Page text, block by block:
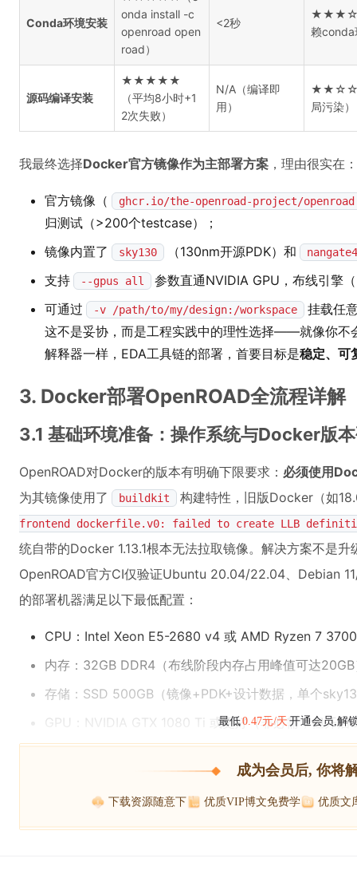
Conda环境安装
onda install -c
openroad open
road）
<2秒
赖conda
源码编译安装
★★★★★
（平均8小时+1
2次失败）
N/A（编译即
用）
局污染）
我最终选择Docker官方镜像作为主部署方案 ，理由很实在：
官方镜像（ ghcr.io/the-openroad-project/
归测试（>200个testcase）；
镜像内置了
sky130 （130nm开源PDK）和
支持 --gpus all
参数直通NVIDIA GPU，布线引擎
可通过
-v /path/to/my/design:/workspace
挂载任
这不是妥协，而是工程实践中的理性选择——就像你
解释器一样，EDA工具链的部署，首要目标是稳定、可
3. Docker部署OpenROAD全流程详解
3.1 基础环境准备：操作系统与Docker版
OpenROAD对Docker的版本有明确下限要求： 必须使用
为其镜像使用了
buildkit 构建特性，旧版Docker（如
frontend dockerfile.v0: failed to create LLB
统自带的Docker 1.13.1根本无法拉取镜像。解决方案不是
OpenROAD官方CI仅验证Ubuntu 20.04/22.04、Debian
的部署机器满足以下最低配置：
CPU：Intel Xeon E5-2680 v4 或 AMD Ryzen 7
内存：32GB DDR4（布线阶段内存占用峰值可达
存储：SSD 500GB（镜像+PDK+设计数据，单个
GPU：NVIDIA GTX 1080 Ti 或更好（非必需，但开启
最低0.47元/天 开通会员,解
成为会员后, 你将
下载资源随意下 优质VIP博文免费学 优质文